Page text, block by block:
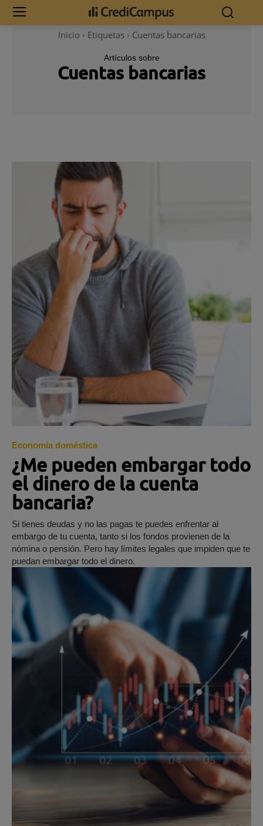
Inicio Etiquetas Cuentas bancarias
Artículos sobre
Cuentas bancarias
Economía doméstica
¿Me pueden embargar todo
el dinero de la cuenta
bancaria?
Si tienes deudas y no las pagas te puedes enfrentar al
embargo de tu cuenta, tanto si los fondos provienen de la
nómina o pensión. Pero hay límites legales que impiden que te
puedan embargar todo el dinero.